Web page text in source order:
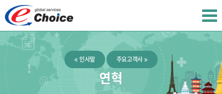
인사말 주요고객사
연혁